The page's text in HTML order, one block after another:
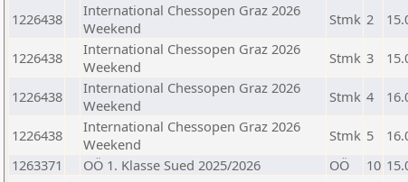
1226438
International Chessopen Graz 2026
Weekend
Stmk 2
1226438
International Chessopen Graz 2026
Weekend
Stmk 3
1226438
International Chessopen Graz 2026
Weekend
Stmk 4
1226438
International Chessopen Graz 2026
Weekend
Stmk 5
1263371
OÖ 1. Klasse Sued 2025/2026 OÖ 10